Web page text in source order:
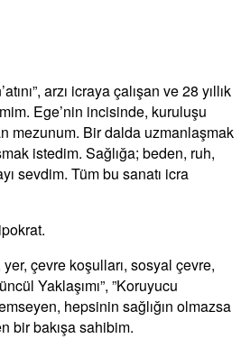
arzı icraya çalışan ve 28 yıllık
Ege’nin incisinde, kuruluşu
mezunum. Bir dalda uzmanlaşmak
istedim. Sağlığa; beden, ruh,
sevdim. Tüm bu sanatı icra
çevre koşulları, sosyal çevre,
Yaklaşımı”, ”Koruyucu
hepsinin sağlığın olmazsa
bir bakışa sahibim.